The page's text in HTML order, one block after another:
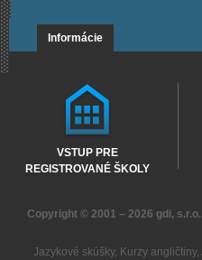
Informácie
VSTUP PRE
REGISTROVANÉ ŠKOLY
Copyright © 2001 – 2026 gdi, s.r.o.
Jazykové skúšky, Kurzy angličtiny,